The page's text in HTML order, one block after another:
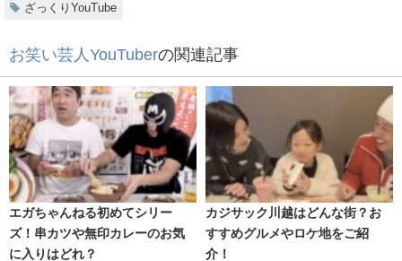
洗い物だったり片付けも苦手なようで食器を買っていない
とも発言。
ただ後に「きれい好き」で掃除はすると言っているのでズ
ボラよりどちらかと言えば「
めんどくさがり」なのかなと
思いました。
希望者の資料がAPチャクラに手渡されいよいよ
婚活企画も
大詰めです。
フット岩尾命名チャクラー完結編
ざっくりYouTube
お笑い芸人YouTuberの関連記事
エガちゃんねる初めてシリー
ズ！串カツや無印カレーのお気
に入りはどれ？
カジサック川越はどんな街？お
すすめグルメやロケ地をご紹
介！